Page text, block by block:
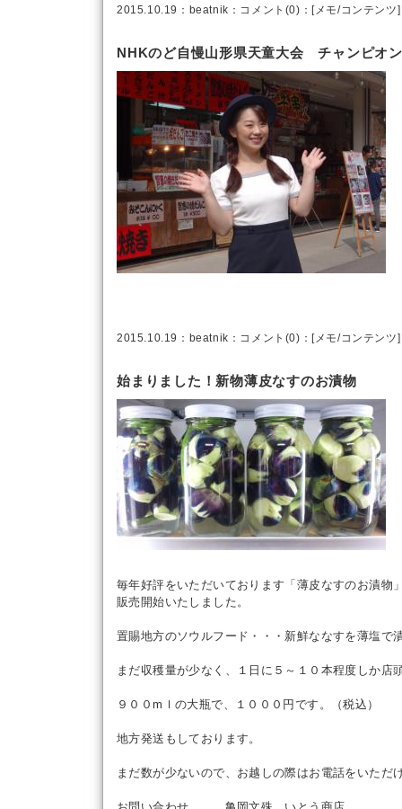
2015.10.19： beatnik ： コメント(0) ：[メモ/コンテンツ]
NHKのど自慢山形県天童大会 チャンピオン
2015.10.19： beatnik ： コメント(0) ：[メモ/コンテンツ]
始まりました！新物薄皮なすのお漬物
毎年好評をいただいております「薄皮なすのお漬物
販売開始いたしました。
置賜地方のソウルフード・・・新鮮ななすを薄塩で
まだ収穫量が少なく、１日に５～１０本程度しか店
９００mｌの大瓶で、１０００円です。（税込）
地方発送もしております。
まだ数が少ないので、お越しの際はお電話をいただ